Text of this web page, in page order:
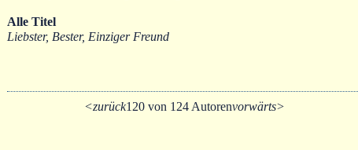
Alle Titel
Liebster, Bester, Einziger Freund
<zurück120 von 124 Autorenvorwärts>